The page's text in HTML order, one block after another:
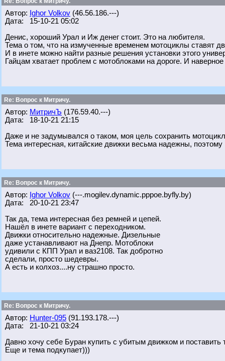
Автор: Ighor Volkov (46.56.186.---)
Дата: 15-10-21 05:02
Денис, хороший Урал и Иж денег стоит. Это на любителя.
Тема о том, что на измученные временем мотоциклы ставят
И в инете можно найти разные решения установки этого
Гайцам хватает проблем с мотоблоками на дороге. И
Re: Вопрос к Митричу.
Автор: МитричЪ (176.59.40.---)
Дата: 18-10-21 21:15
Даже и не задумывался о таком, моя цель сохранить
Тема интересная, китайские движки весьма надежны, поэтому
Re: Вопрос к Митричу.
Автор: Ighor Volkov (---.mogilev.dynamic.pppoe.byfly.by)
Дата: 20-10-21 23:47
Так да, тема интересная без ремней и цепей.
Нашёл в инете вариант с переходником.
Движки относительно надежные. Дизельные
даже устанавливают на Днепр. Мотоблоки
удивили с КПП Урал и ваз2108. Так добротно
сделали, просто шедевры.
А есть и колхоз....ну страшно просто.
Re: Вопрос к Митричу.
Автор: Hunter-095 (91.193.178.---)
Дата: 21-10-21 03:24
Давно хочу себе Буран купить с убитым движком и
Еще и тема подкупает)))